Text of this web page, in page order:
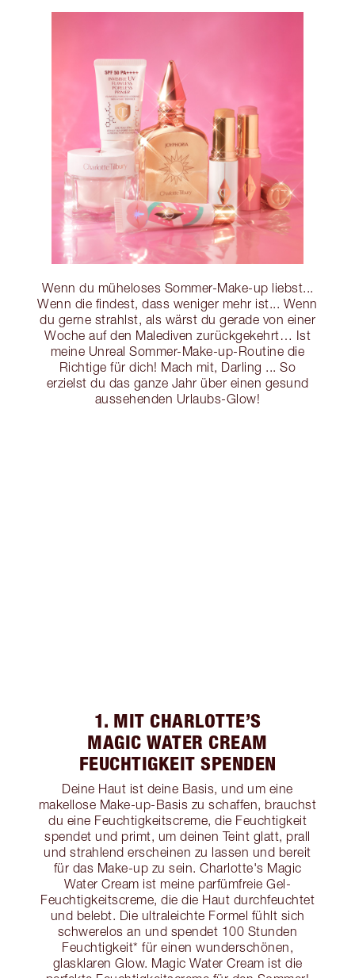
Wenn du müheloses Sommer-Make-up liebst...
Wenn die findest, dass weniger mehr ist... Wenn
du gerne strahlst, als wärst du gerade von einer
Woche auf den Malediven zurückgekehrt… Ist
meine Unreal Sommer-Make-up-Routine die
Richtige für dich! Mach mit, Darling ... So
erzielst du das ganze Jahr über einen gesund
aussehenden Urlaubs-Glow!
1. MIT CHARLOTTE’S
MAGIC WATER CREAM
FEUCHTIGKEIT SPENDEN
Deine Haut ist deine Basis, und um eine
makellose Make-up-Basis zu schaffen, brauchst
du eine Feuchtigkeitscreme, die Feuchtigkeit
spendet und primt, um deinen Teint glatt, prall
und strahlend erscheinen zu lassen und bereit
für das Make-up zu sein. Charlotte's Magic
Water Cream ist meine parfümfreie Gel-
Feuchtigkeitscreme, die die Haut durchfeuchtet
und belebt. Die ultraleichte Formel fühlt sich
schwerelos an und spendet 100 Stunden
Feuchtigkeit* für einen wunderschönen,
glasklaren Glow. Magic Water Cream ist die